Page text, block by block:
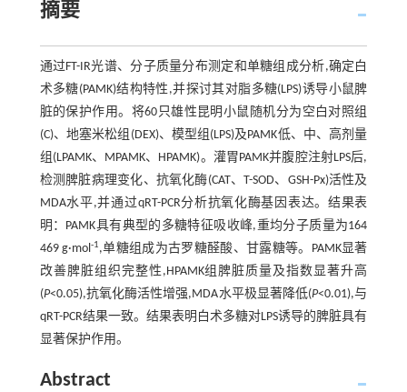
摘要
通过FT-IR光谱、分子质量分布测定和单糖组成分析,确定白
术多糖(PAMK)结构特性,并探讨其对脂多糖(LPS)诱导小鼠脾
脏的保护作用。将60只雄性昆明小鼠随机分为空白对照组
(C)、地塞米松组(DEX)、模型组(LPS)及PAMK低、中、高剂量
组(LPAMK、MPAMK、HPAMK)。灌胃PAMK并腹腔注射LPS后,
检测脾脏病理变化、抗氧化酶(CAT、T-SOD、GSH-Px)活性及
MDA水平,并通过qRT-PCR分析抗氧化酶基因表达。结果表
明：PAMK具有典型的多糖特征吸收峰,重均分子质量为164
469 g·mol-1,单糖组成为古罗糖醛酸、甘露糖等。PAMK显著
改善脾脏组织完整性,HPAMK组脾脏质量及指数显著升高
(P<0.05),抗氧化酶活性增强,MDA水平极显著降低(P<0.01),与
qRT-PCR结果一致。结果表明白术多糖对LPS诱导的脾脏具有
显著保护作用。
Abstract